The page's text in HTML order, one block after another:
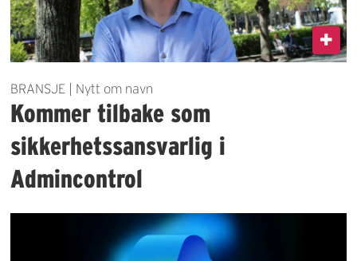
BRANSJE | Nytt om navn
Kommer tilbake som
sikkerhetssansvarlig i
Admincontrol